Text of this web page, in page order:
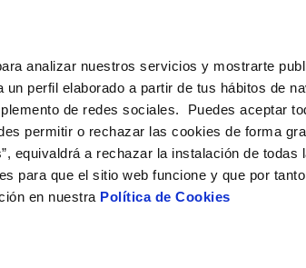
analizar nuestros servicios y mostrarte
perfil elaborado a partir de tus hábitos de
de redes sociales. Puedes aceptar
permitir o rechazar las cookies de forma
equivaldrá a rechazar la instalación de todas
para que el sitio web funcione y que por
en nuestra Política de Cookies